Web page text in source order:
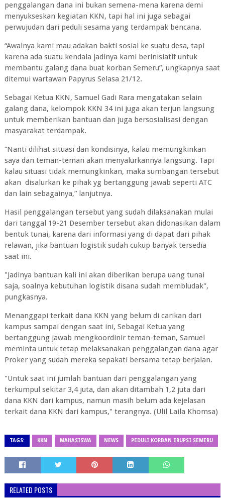
penggalangan dana ini bukan semena-mena karena demi
menyukseskan kegiatan KKN, tapi hal ini juga sebagai
perwujudan dari peduli sesama yang terdampak bencana.
“Awalnya kami mau adakan bakti sosial ke suatu desa, tapi
karena ada suatu kendala jadinya kami berinisiatif untuk
membantu galang dana buat korban Semeru”, ungkapnya saat
ditemui wartawan Papyrus Selasa 21/12.
Sebagai Ketua KKN, Samuel Gadi Rara mengatakan selain
galang dana, kelompok KKN 34 ini juga akan terjun langsung
untuk memberikan bantuan dan juga bersosialisasi dengan
masyarakat terdampak.
“Nanti dilihat situasi dan kondisinya, kalau memungkinkan
saya dan teman-teman akan menyalurkannya langsung. Tapi
kalau situasi tidak memungkinkan, maka sumbangan tersebut
akan disalurkan ke pihak yg bertanggung jawab seperti ATC
dan lain sebagainya,” lanjutnya.
Hasil penggalangan tersebut yang sudah dilaksanakan mulai
dari tanggal 19-21 Desember tersebut akan didonasikan dalam
bentuk tunai, karena dari informasi yang di dapat dari pihak
relawan, jika bantuan logistik sudah cukup banyak tersedia
saat ini.
"Jadinya bantuan kali ini akan diberikan berupa uang tunai
saja, soalnya kebutuhan logistik disana sudah membludak",
pungkasnya.
Menanggapi terkait dana KKN yang belum di carikan dari
kampus sampai dengan saat ini, Sebagai Ketua yang
bertanggung jawab mengkoordinir teman-teman, Samuel
meminta untuk tetap melaksanakan penggalangan dana agar
Proker yang sudah mereka sepakati bersama tetap berjalan.
"Untuk saat ini jumlah bantuan dari penggalangan yang
terkumpul sekitar 3,4 juta, dan akan ditambah 1,2 juta dari
dana KKN dari kampus, namun masih belum ada kejelasan
terkait dana KKN dari kampus," terangnya. (Ulil Laila Khomsa)
TAGS: KKN MAHASISWA NEWS PEDULI KORBAN ERUPSI SEMERU
RELATED POSTS